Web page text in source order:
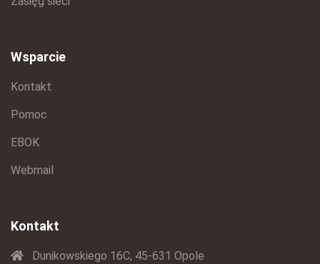
Wsparcie
Kontakt
Pomoc
EBOK
Webmail
Kontakt
Dunikowskiego 16C, 45-631 Opole